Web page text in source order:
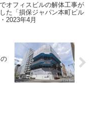
オフィスビルの解体工事が
た「損保ジャパン本町ビル
2023年4月